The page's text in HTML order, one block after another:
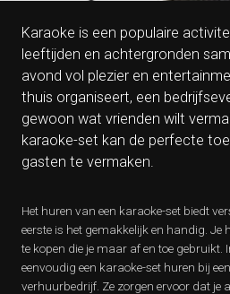
Karaoke is een populaire
leeftijden en achtergronden
avond vol plezier en
thuis organiseert, een
gewoon wat vrienden wilt
karaoke-set kan de perfecte
gasten te vermaken.
Het huren van een karaoke-set biedt
eerste is het gemakkelijk en handig.
te kopen die je maar af en toe
eenvoudig een karaoke-set huren bij
verhuurbedrijf. Ze zorgen ervoor dat je